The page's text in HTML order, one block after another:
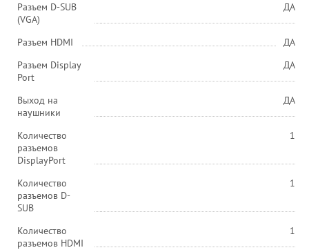
Разъем D-SUB
(VGA)
ДА
Разъем HDMI
ДА
Разъем Display
Port
ДА
Выход на
наушники
ДА
Количество
разъемов
DisplayPort
1
Количество
разъемов D-
SUB
1
Количество
разъемов HDMI
1